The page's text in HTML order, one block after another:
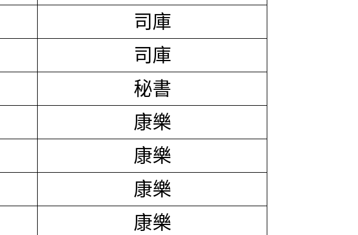
司庫
司庫
秘書
康樂
康樂
康樂
康樂